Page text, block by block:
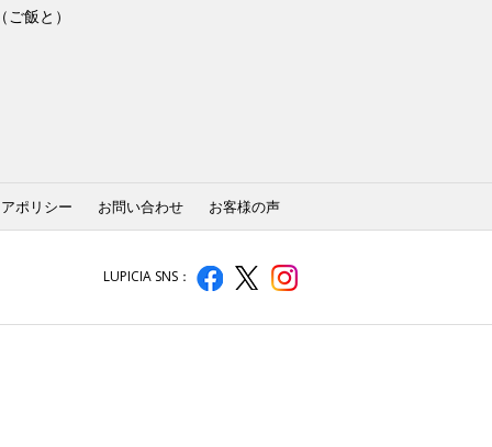
飯と）
ポリシー お問い合わせ お客様の声
LUPICIA SNS：